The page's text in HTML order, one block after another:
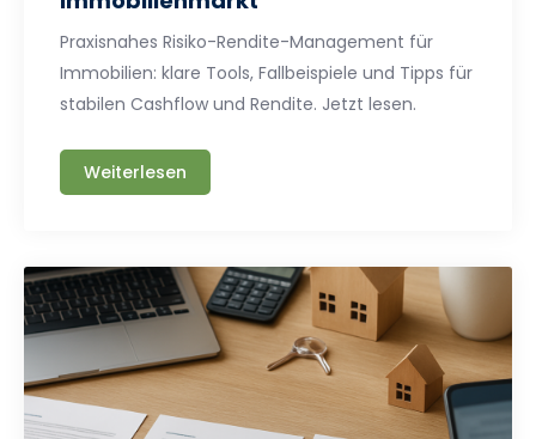
Praxisnahes Risiko-Rendite-Management für
Immobilien: klare Tools, Fallbeispiele und Tipps für
stabilen Cashflow und Rendite. Jetzt lesen.
Weiterlesen